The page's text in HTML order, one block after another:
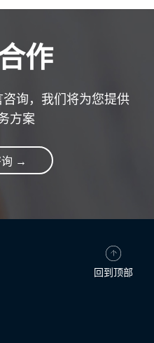
作
询，我们将为您提供
方案
询 →
回到顶部